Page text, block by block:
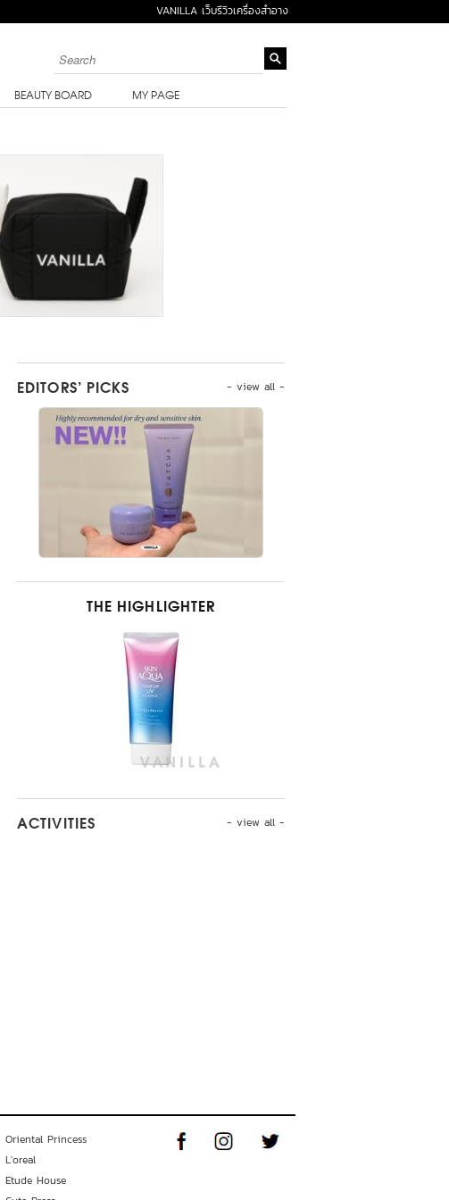
VANILLA เว็บรีวิวเครื่องสำอาง
BEAUTY BOARD MY PAGE
- view all -
EDITORS’ PICKS
THE HIGHLIGHTER
- view all -
ACTIVITIES
Oriental Princess
L'oreal
Etude House